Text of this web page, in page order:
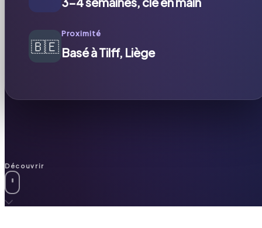
🇧🇪
Proximité
Basé à Tilff, Liège
Découvrir